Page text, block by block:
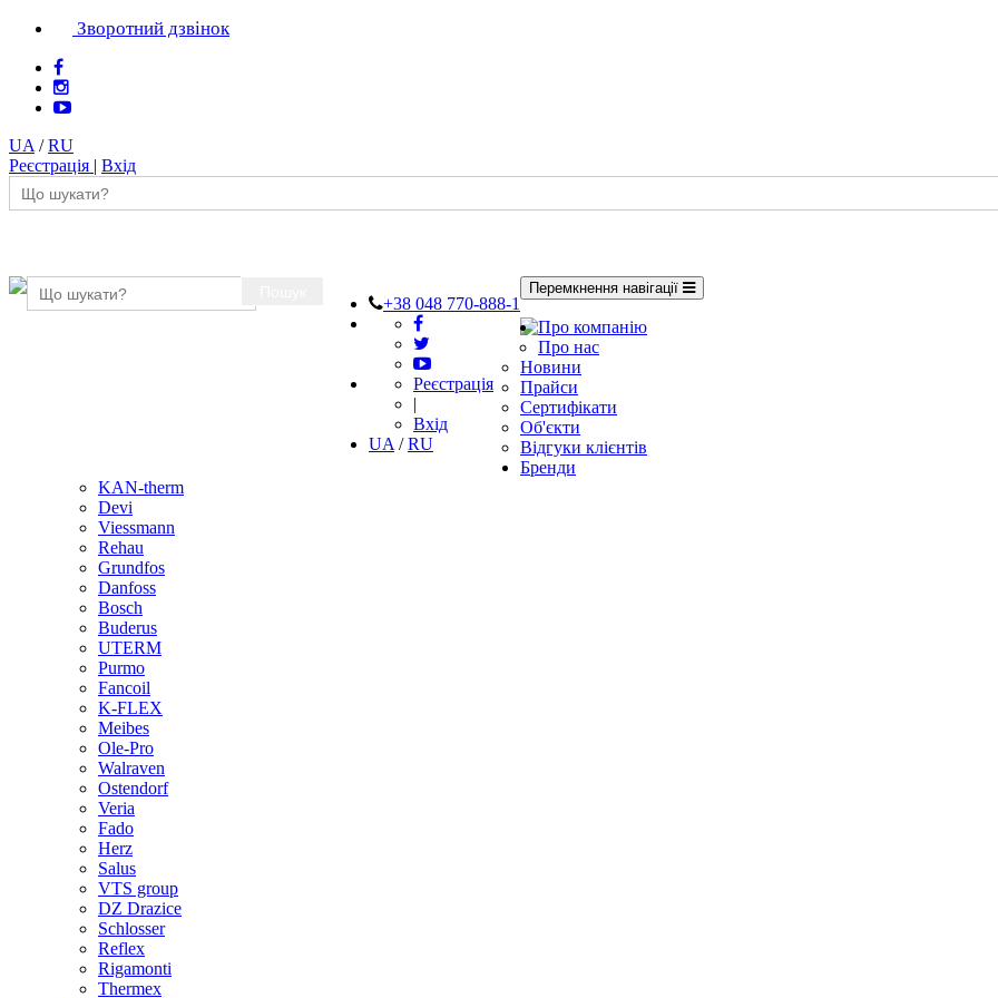
Зворотний дзвінок
UA /RU
Реєстрація | Вхід
+38 048 770-888-1
Реєстрація
|
Вхід
UA /RU
Перемкнення навігації
Про компанію
Про нас
Новини
Прайси
Сертифікати
Об'єкти
Відгуки клієнтів
Бренди
KAN-therm
Devi
Viessmann
Rehau
Grundfos
Danfoss
Bosch
Buderus
UTERM
Purmo
Fancoil
K-FLEX
Meibes
Ole-Pro
Walraven
Ostendorf
Veria
Fado
Herz
Salus
VTS group
DZ Drazice
Schlosser
Reflex
Rigamonti
Thermex